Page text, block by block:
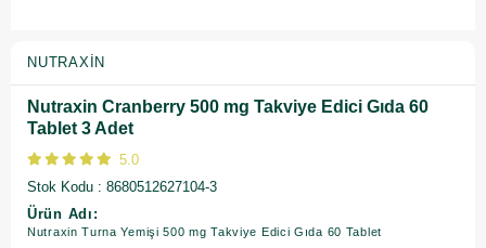
NUTRAXIN
Nutraxin Cranberry 500 mg Takviye Edici Gıda 60
Tablet 3 Adet
5.0
Stok Kodu
8680512627104-3
Ürün Adı:
Nutraxin Turna Yemişi 500 mg Takviye Edici Gıda 60 Tablet